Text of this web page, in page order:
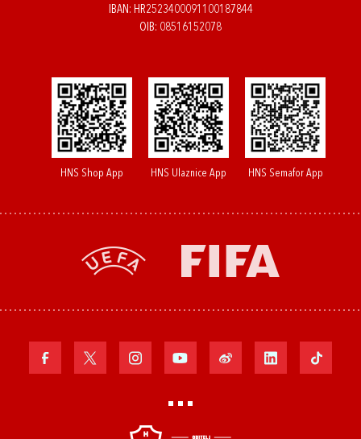
IBAN: HR2523400091100187844
OIB: 08516152078
HNS Shop App HNS Ulaznice App HNS Semafor App